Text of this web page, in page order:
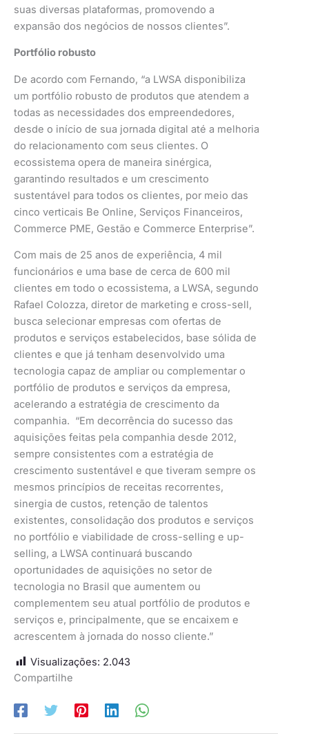
suas diversas plataformas, promovendo a
expansão dos negócios de nossos clientes”.
Portfólio robusto
De acordo com Fernando, “a LWSA disponibiliza
um portfólio robusto de produtos que atendem a
todas as necessidades dos empreendedores,
desde o início de sua jornada digital até a melhoria
do relacionamento com seus clientes. O
ecossistema opera de maneira sinérgica,
garantindo resultados e um crescimento
sustentável para todos os clientes, por meio das
cinco verticais Be Online, Serviços Financeiros,
Commerce PME, Gestão e Commerce Enterprise”.
Com mais de 25 anos de experiência, 4 mil
funcionários e uma base de cerca de 600 mil
clientes em todo o ecossistema, a LWSA, segundo
Rafael Colozza, diretor de marketing e cross-sell,
busca selecionar empresas com ofertas de
produtos e serviços estabelecidos, base sólida de
clientes e que já tenham desenvolvido uma
tecnologia capaz de ampliar ou complementar o
portfólio de produtos e serviços da empresa,
acelerando a estratégia de crescimento da
companhia. “Em decorrência do sucesso das
aquisições feitas pela companhia desde 2012,
sempre consistentes com a estratégia de
crescimento sustentável e que tiveram sempre os
mesmos princípios de receitas recorrentes,
sinergia de custos, retenção de talentos
existentes, consolidação dos produtos e serviços
no portfólio e viabilidade de cross-selling e up-
selling, a LWSA continuará buscando
oportunidades de aquisições no setor de
tecnologia no Brasil que aumentem ou
complementem seu atual portfólio de produtos e
serviços e, principalmente, que se encaixem e
acrescentem à jornada do nosso cliente.”
Visualizações: 2.043
Compartilhe